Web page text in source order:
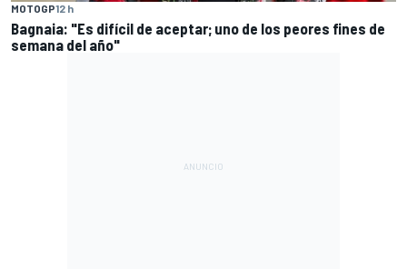
MOTOGP12 h
Bagnaia: "Es difícil de aceptar; uno de los peores fines de
semana del año"